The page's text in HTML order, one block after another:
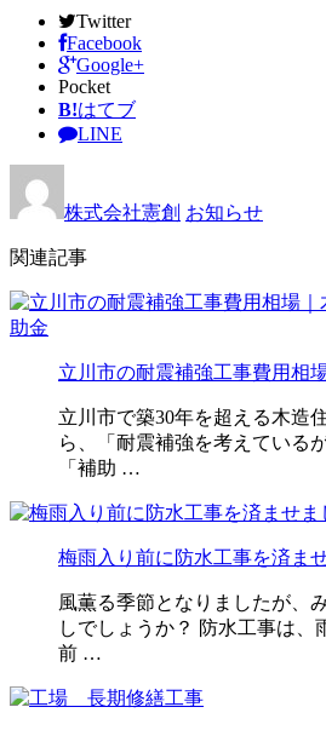
Twitter
Facebook
Google+
Pocket
B!はてブ
LINE
株式会社憲創 お知らせ
関連記事
立川市の耐震補強工事費用相
立川市で築30年を超える木造
ら、「耐震補強を考えている
「補助 …
梅雨入り前に防水工事を済ま
風薫る季節となりましたが、
しでしょうか？ 防水工事は、
前 …